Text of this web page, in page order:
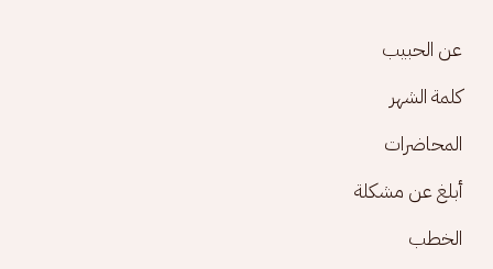
Footer menu
عن الحبيب
كلمة الشهر
المحاضرات
أبلغ عن مشكلة
الخطب